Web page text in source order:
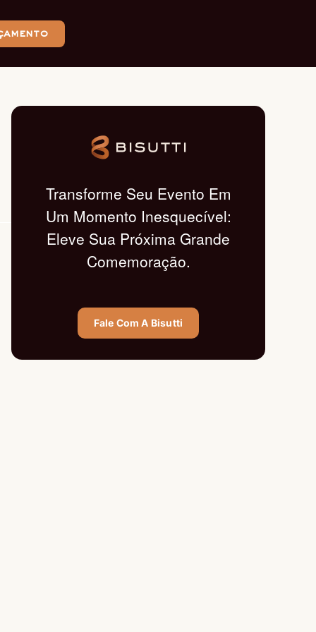
Transforme Seu Evento Em
Um Momento Inesquecível:
Eleve Sua Próxima Grande
Comemoração.
Fale Com A Bisutti